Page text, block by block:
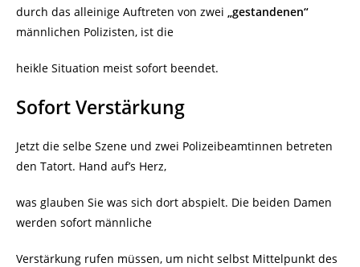
durch das alleinige Auftreten von zwei „gestandenen“
männlichen Polizisten, ist die
heikle Situation meist sofort beendet.
Sofort Verstärkung
Jetzt die selbe Szene und zwei Polizeibeamtinnen betreten
den Tatort. Hand auf’s Herz,
was glauben Sie was sich dort abspielt. Die beiden Damen
werden sofort männliche
Verstärkung rufen müssen, um nicht selbst Mittelpunkt des